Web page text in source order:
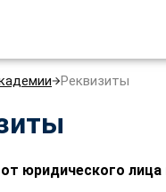
Реквизиты
юридического лица